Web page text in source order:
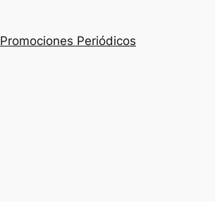
Promociones Periódicos